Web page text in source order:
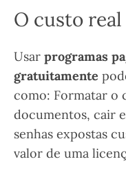
O custo real
Usar programas
gratuitamente
como: Formatar o
documentos, cair
senhas expostas
valor de uma